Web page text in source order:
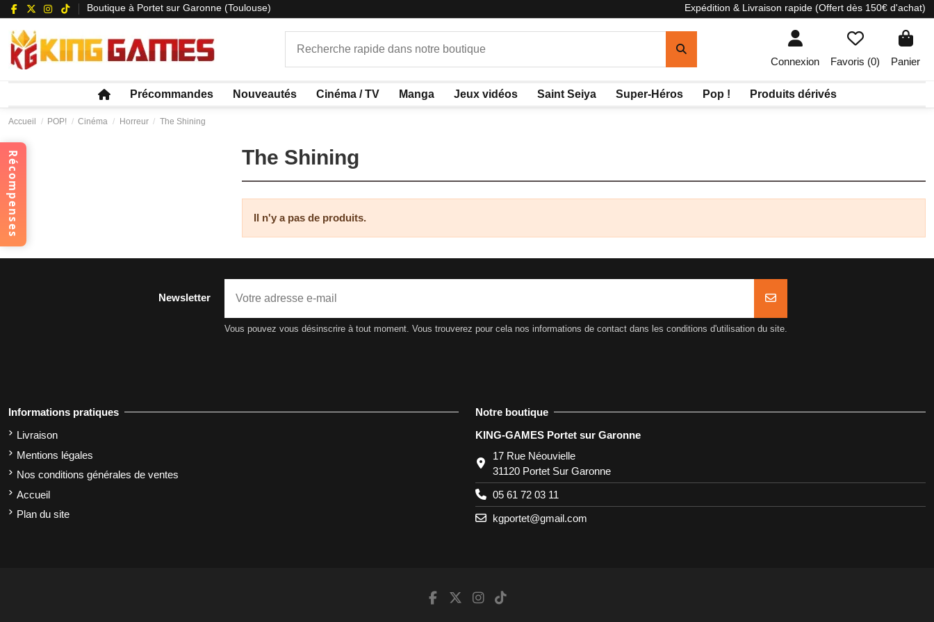
Boutique à Portet sur Garonne (Toulouse) Expédition & Livraison rapide (Offert dès 150€ d'achat)
Connexion Favoris (0) Panier
Précommandes Nouveautés Cinéma / TV Manga Jeux vidéos Saint Seiya Super-Héros Pop ! Produits dérivés
Accueil POP! Cinéma Horreur The Shining
The Shining
Il n'y a pas de produits.
Newsletter
Vous pouvez vous désinscrire à tout moment. Vous trouverez pour cela nos informations de contact dans les conditions d'utilisation du site.
Informations pratiques
Livraison
Mentions légales
Nos conditions générales de ventes
Accueil
Plan du site
Notre boutique
KING-GAMES Portet sur Garonne
17 Rue Néouvielle
31120 Portet Sur Garonne
05 61 72 03 11
kgportet@gmail.com
Récompenses